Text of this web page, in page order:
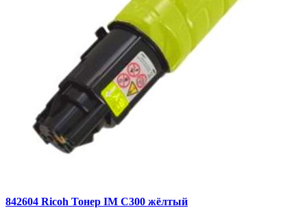
842604 Ricoh Тонер IM C300 жёлтый